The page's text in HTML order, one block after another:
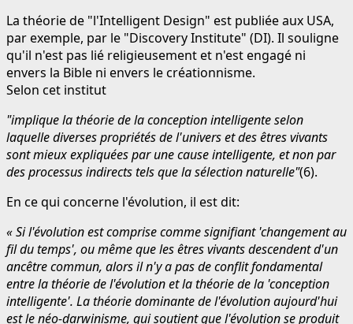
La théorie de "l'Intelligent Design" est publiée aux USA,
par exemple, par le "Discovery Institute" (DI). Il souligne
qu'il n'est pas lié religieusement et n'est engagé ni
envers la Bible ni envers le créationnisme.
Selon cet institut
"implique la théorie de la conception intelligente selon
laquelle diverses propriétés de l'univers et des êtres vivants
sont mieux expliquées par une cause intelligente, et non par
des processus indirects tels que la sélection naturelle"(6).
En ce qui concerne l'évolution, il est dit:
« Si l'évolution est comprise comme signifiant 'changement au
fil du temps', ou même que les êtres vivants descendent d'un
ancêtre commun, alors il n'y a pas de conflit fondamental
entre la théorie de l'évolution et la théorie de la 'conception
intelligente'. La théorie dominante de l'évolution aujourd'hui
est le néo-darwinisme, qui soutient que l'évolution se produit